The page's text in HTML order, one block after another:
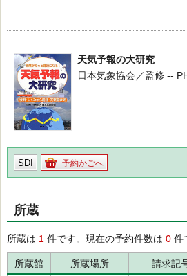
天気予報の大研究
日本気象協会／監修 --
SDI 予約かごへ
所蔵
所蔵は 1 件です。現在の予約件数は 0 件
所蔵館 所蔵場所 請求記